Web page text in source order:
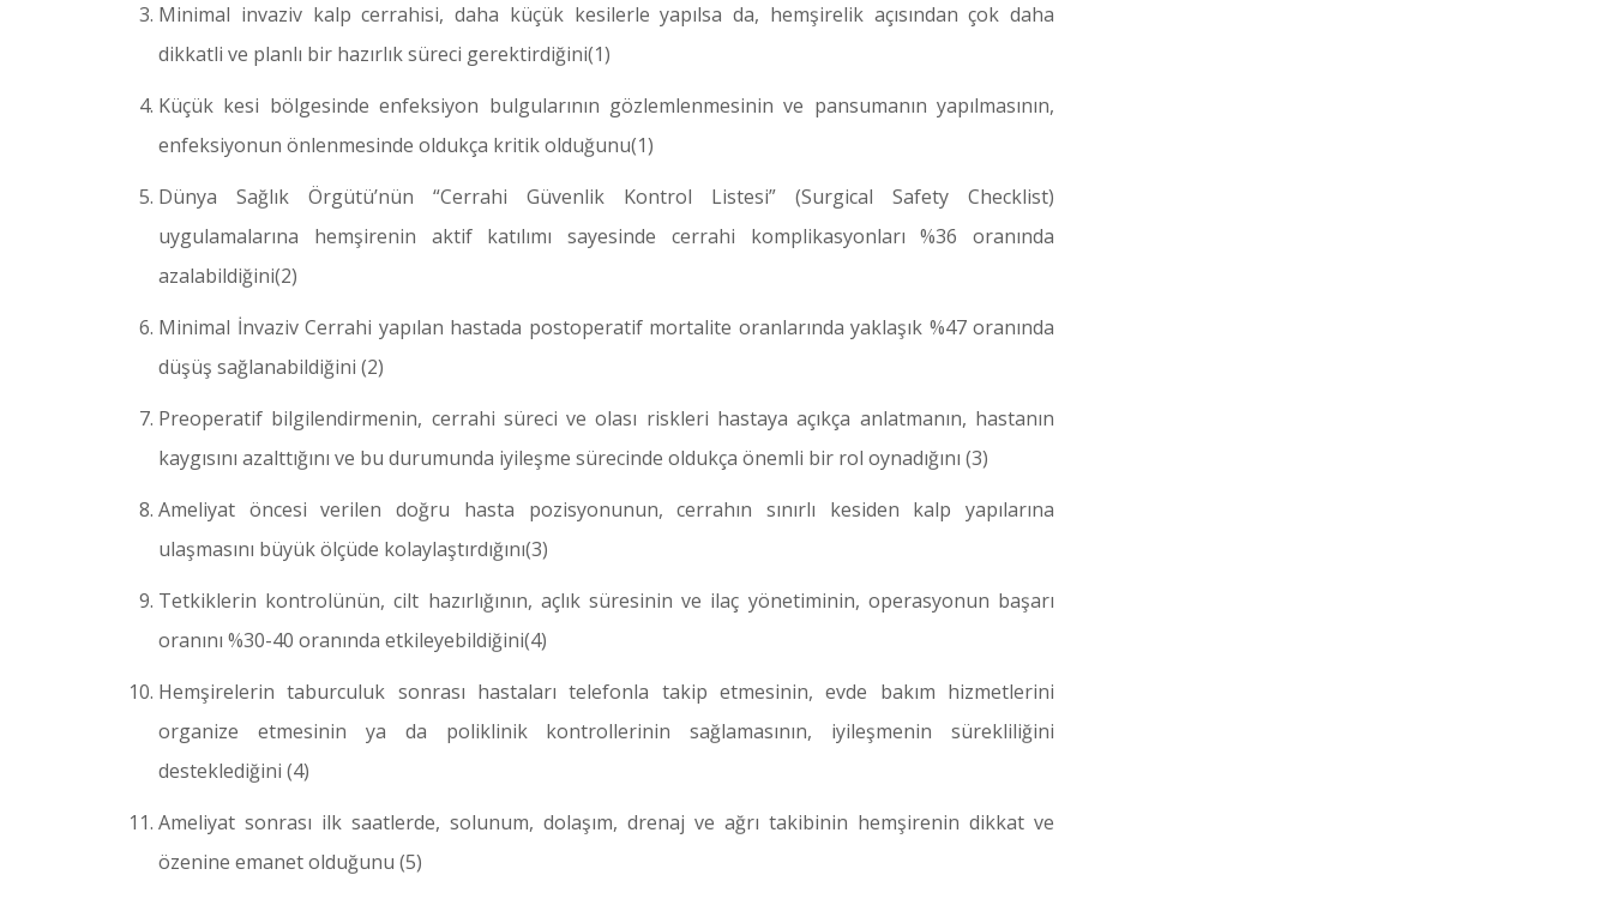
Minimal invaziv kalp cerrahisi, daha küçük kesilerle yapılsa da, hemşirelik açısından çok daha
dikkatli ve planlı bir hazırlık süreci gerektirdiğini(1)
Küçük kesi bölgesinde enfeksiyon bulgularının gözlemlenmesinin ve pansumanın yapılmasının,
enfeksiyonun önlenmesinde oldukça kritik olduğunu(1)
Dünya Sağlık Örgütü’nün “Cerrahi Güvenlik Kontrol Listesi” (Surgical Safety Checklist)
uygulamalarına hemşirenin aktif katılımı sayesinde cerrahi komplikasyonları %36 oranında
azalabildiğini(2)
Minimal İnvaziv Cerrahi yapılan hastada postoperatif mortalite oranlarında yaklaşık %47 oranında
düşüş sağlanabildiğini (2)
Preoperatif bilgilendirmenin, cerrahi süreci ve olası riskleri hastaya açıkça anlatmanın, hastanın
kaygısını azalttığını ve bu durumunda iyileşme sürecinde oldukça önemli bir rol oynadığını (3)
Ameliyat öncesi verilen doğru hasta pozisyonunun, cerrahın sınırlı kesiden kalp yapılarına
ulaşmasını büyük ölçüde kolaylaştırdığını(3)
Tetkiklerin kontrolünün, cilt hazırlığının, açlık süresinin ve ilaç yönetiminin, operasyonun başarı
oranını %30-40 oranında etkileyebildiğini(4)
Hemşirelerin taburculuk sonrası hastaları telefonla takip etmesinin, evde bakım hizmetlerini
organize etmesinin ya da poliklinik kontrollerinin sağlamasının, iyileşmenin sürekliliğini
desteklediğini (4)
Ameliyat sonrası ilk saatlerde, solunum, dolaşım, drenaj ve ağrı takibinin hemşirenin dikkat ve
özenine emanet olduğunu (5)